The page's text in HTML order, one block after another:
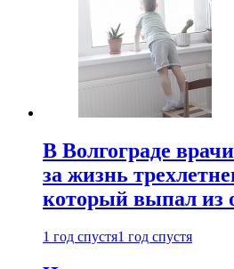
В Волгограде
за жизнь
который выпал из
1 год спустя1 год спустя